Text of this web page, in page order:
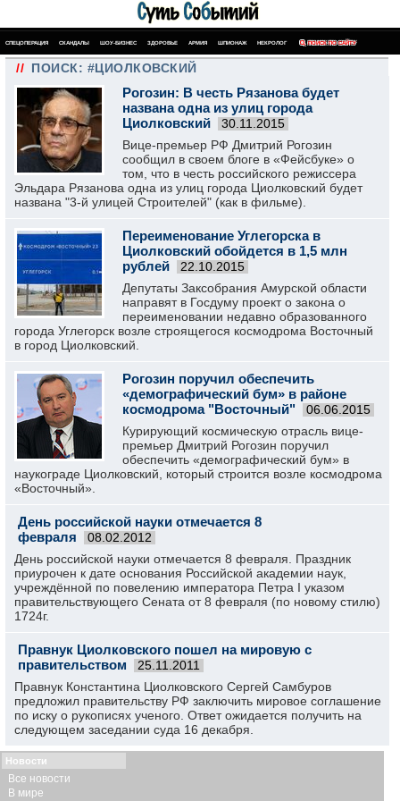
СПЕЦОПЕРАЦИЯ СКАНДАЛЫ ШОУ-БИЗНЕС ЗДОРОВЬЕ АРМИЯ ШПИОНАЖ НЕКРОЛОГ ПОИСК ПО САЙТУ
// ПОИСК: #ЦИОЛКОВСКИЙ
Рогозин: В честь Рязанова будет
названа одна из улиц города
Циолковский
30.11.2015
Вице-премьер РФ Дмитрий Рогозин
сообщил в своем блоге в «Фейсбуке» о
том, что в честь российского режиссера
Эльдара Рязанова одна из улиц города Циолковский будет
названа "3-й улицей Строителей" (как в фильме).
Переименование Углегорска в
Циолковский обойдется в 1,5 млн
рублей
22.10.2015
Депутаты Заксобрания Амурской области
направят в Госдуму проект о закона о
переименовании недавно образованного
города Углегорск возле строящегося космодрома Восточный
в город Циолковский.
Рогозин поручил обеспечить
«демографический бум» в районе
космодрома "Восточный"
06.06.2015
Курирующий космическую отрасль вице-
премьер Дмитрий Рогозин поручил
обеспечить «демографический бум» в
наукограде Циолковский, который строится возле космодрома
«Восточный».
День российской науки отмечается 8
февраля
08.02.2012
День российской науки отмечается 8 февраля. Праздник
приурочен к дате основания Российской академии наук,
учреждённой по повелению императора Петра I указом
правительствующего Сената от 8 февраля (по новому стилю)
1724г.
Правнук Циолковского пошел на мировую с
правительством
25.11.2011
Правнук Константина Циолковского Сергей Самбуров
предложил правительству РФ заключить мировое соглашение
по иску о рукописях ученого. Ответ ожидается получить на
следующем заседании суда 16 декабря.
Новости
Все новости
В мире